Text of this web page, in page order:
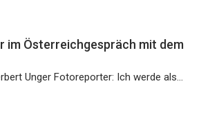
im Österreichgespräch mit dem
Unger Fotoreporter: Ich werde als...